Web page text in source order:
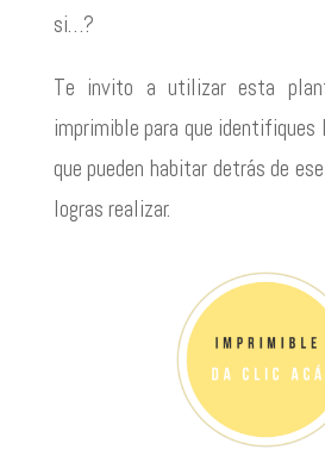
si…?
Te invito a utilizar esta
imprimible para que identifiques
que pueden habitar detrás de
logras realizar.